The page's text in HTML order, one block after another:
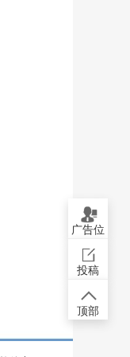
广告位
投稿
顶部